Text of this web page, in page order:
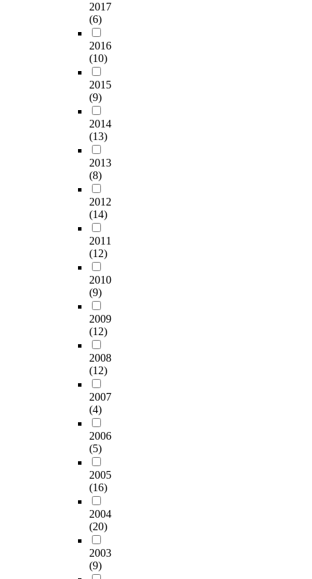
2017
(6)
2016
(10)
2015
(9)
2014
(13)
2013
(8)
2012
(14)
2011
(12)
2010
(9)
2009
(12)
2008
(12)
2007
(4)
2006
(5)
2005
(16)
2004
(20)
2003
(9)